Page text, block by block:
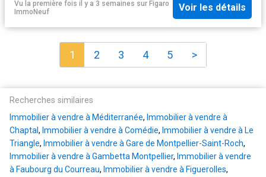
Vu la première fois il y a 3 semaines sur Figaro
ImmoNeuf
Voir les détails
1 2 3 4 5 >
Recherches similaires
Immobilier à vendre à Méditerranée, Immobilier à vendre à
Chaptal, Immobilier à vendre à Comédie, Immobilier à vendre à Le
Triangle, Immobilier à vendre à Gare de Montpellier-Saint-Roch,
Immobilier à vendre à Gambetta Montpellier, Immobilier à vendre
à Faubourg du Courreau, Immobilier à vendre à Figuerolles,